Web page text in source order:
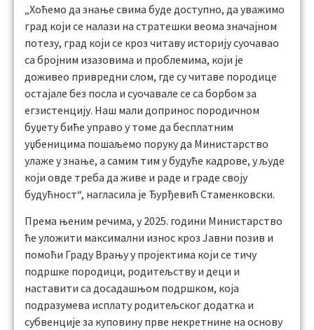
„Хоћемо да знање свима буде доступно, да уважимо
град који се налази на стратешки веома значајном
потезу, град који се кроз читаву историју суочавао
са бројним изазовима и проблемима, који је
доживео привредни слом, где су читаве породице
остајале без посла и суочавале се са борбом за
егзистенцију. Наш мали допринос породичном
буџету биће управо у томе да бесплатним
уџбеницима пошаљемо поруку да Министарство
улаже у знање, а самим тим у будуће кадрове, у људе
који овде треба да живе и раде и граде своју
будућност“, нагласила је Ђурђевић Стаменковски.
Према њеним речима, у 2025. години Министарство
ће уложити максимални износ кроз Јавни позив и
помоћи Граду Врању у пројектима који се тичу
подршке породици, родитељству и деци и
наставити са досадашњом подршком, која
подразумева исплату родитељског додатка и
субвенције за куповину прве некретнине на основу